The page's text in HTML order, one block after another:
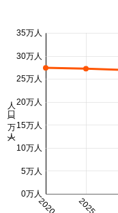
2020 2025
0万人
5万人
10万人
15万人
20万人
25万人
30万人
35万人
人口 (万人)